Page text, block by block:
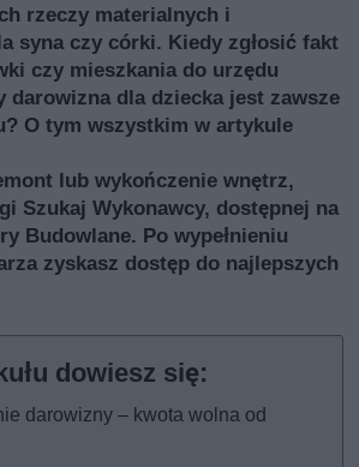
rzeczy materialnych i
syna czy córki. Kiedy zgłosić fakt
czy mieszkania do urzędu
darowizna dla dziecka jest zawsze
O tym wszystkim w artykule
lub wykończenie wnętrz,
Szukaj Wykonawcy, dostępnej na
Budowlane. Po wypełnieniu
zyskasz dostęp do najlepszych
darowizny – kwota wolna od